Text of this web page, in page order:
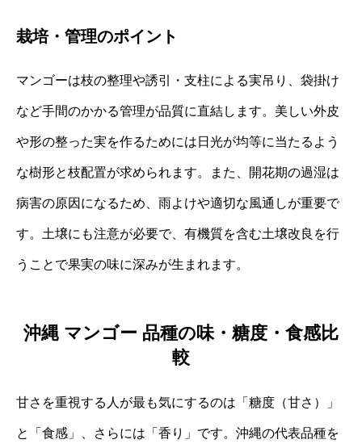
栽培・管理のポイント
マンゴーは枝の整理や誘引・支柱による実吊り、袋掛け
など手間のかかる管理が品質に直結します。美しい外皮
や形の整った実を作るためには日光が均等に当たるよう
な樹形と枝配置が求められます。また、開花期の過湿は
病害の原因になるため、雨よけや適切な風通しが重要で
す。土壌にも注意が必要で、有機質を含む土壌改良を行
うことで果実の味に深みが生まれます。
沖縄 マンゴー 品種の味・糖度・食感比
較
甘さを重視する人が最も気にするのは「糖度（甘さ）」
と「食感」、さらには「香り」です。沖縄の代表品種を